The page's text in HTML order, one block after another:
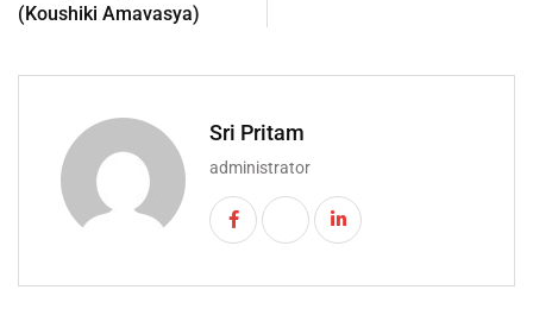
(Koushiki Amavasya)
Sri Pritam
administrator